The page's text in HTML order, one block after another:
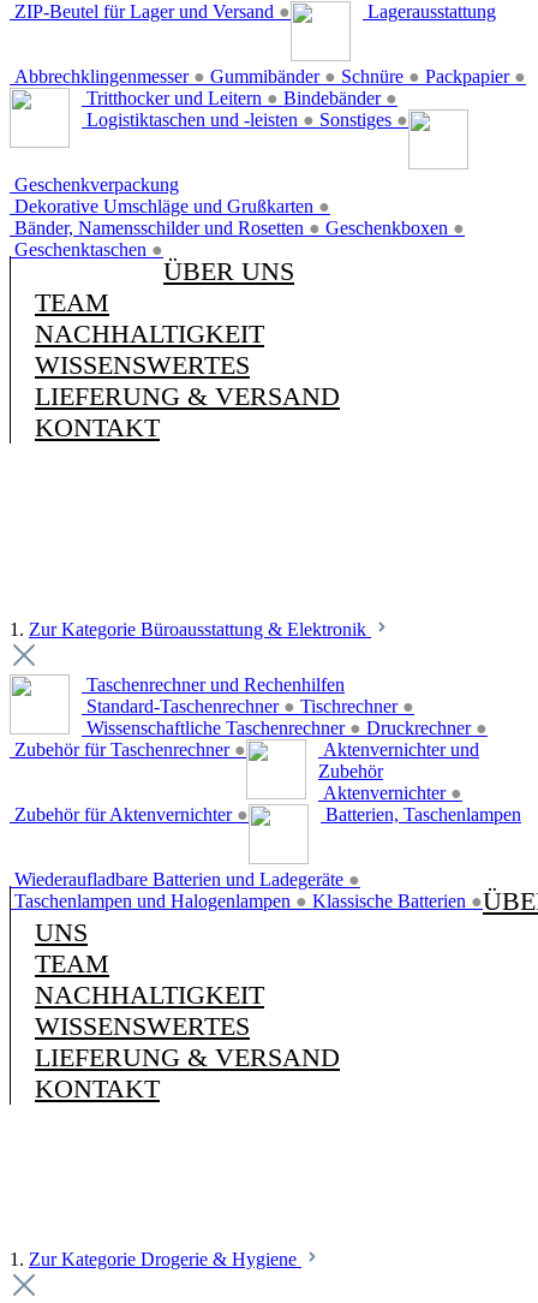
ZIP-Beutel für Lager und Versand ●
Abbrechklingenmesser ● Gummibänder ● Schnüre ● Packpapier ●
Lagerausstattung
Tritthocker und Leitern ● Bindebänder ●
Logistiktaschen und -leisten ● Sonstiges ●
Geschenkverpackung
Dekorative Umschläge und Grußkarten ●
Bänder, Namensschilder und Rosetten ● Geschenkboxen ●
Geschenktaschen ●
ÜBER UNS
TEAM
NACHHALTIGKEIT
WISSENSWERTES
LIEFERUNG & VERSAND
KONTAKT
1. Zur Kategorie Büroausstattung & Elektronik
Taschenrechner und Rechenhilfen
Standard-Taschenrechner ● Tischrechner ●
Wissenschaftliche Taschenrechner ● Druckrechner ●
Zubehör für Taschenrechner ●
Aktenvernichter und
Zubehör
Aktenvernichter ●
Zubehör für Aktenvernichter ● Batterien, Taschenlampen
Wiederaufladbare Batterien und Ladegeräte ●
Taschenlampen und Halogenlampen ● Klassische Batterien ●
UNS
TEAM
NACHHALTIGKEIT
WISSENSWERTES
LIEFERUNG & VERSAND
KONTAKT
1. Zur Kategorie Drogerie & Hygiene